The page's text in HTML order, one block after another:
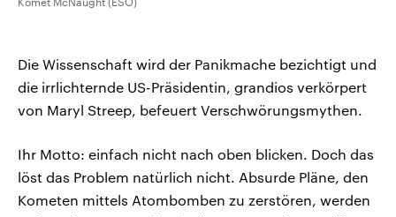
Die Wissenschaft wird der Panikmache bezichtigt und
die irrlichternde US-Präsidentin, grandios verkörpert
von Maryl Streep, befeuert Verschwörungsmythen.
Ihr Motto: einfach nicht nach oben blicken. Doch das
löst das Problem natürlich nicht. Absurde Pläne, den
Kometen mittels Atombomben zu zerstören, werden